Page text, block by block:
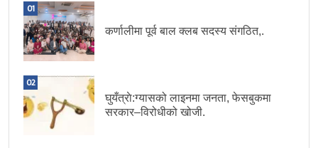
01
कर्णालीमा पूर्व बाल क्लब सदस्य संगठित,.
02
घुयँत्राे:ग्यासको लाइनमा जनता, फेसबुकमा
सरकार–विरोधीको खोजी.